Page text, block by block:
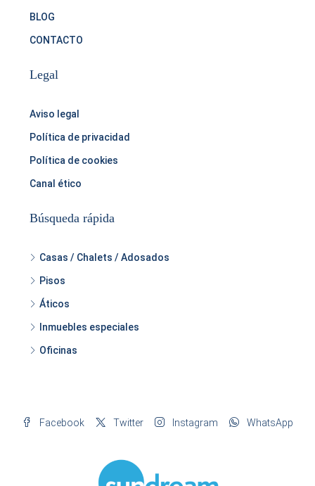
BLOG
CONTACTO
Legal
Aviso legal
Política de privacidad
Política de cookies
Canal ético
Búsqueda rápida
Casas / Chalets / Adosados
Pisos
Áticos
Inmuebles especiales
Oficinas
Facebook Twitter Instagram WhatsApp